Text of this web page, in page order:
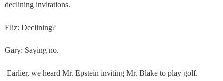
declining invitations.
Eliz: Declining?
Gary: Saying no.
Earlier, we heard Mr. Epstein inviting Mr. Blake to play golf.